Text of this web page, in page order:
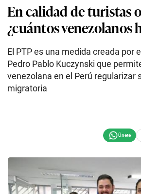
En calidad de turistas
¿cuántos venezolanos
El PTP es una medida creada por
Pedro Pablo Kuczynski que
venezolana en el Perú regularizar
migratoria